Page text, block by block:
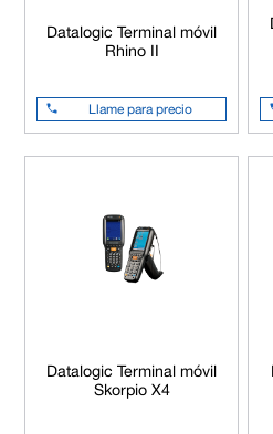
Datalogic Terminal móvil
Rhino II
Llame para precio
Datalogic Terminal móvil
Skorpio X4